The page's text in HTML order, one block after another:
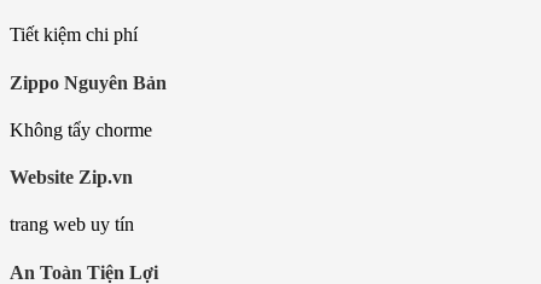
Tiết kiệm chi phí
Zippo Nguyên Bản
Không tẩy chorme
Website Zip.vn
trang web uy tín
An Toàn Tiện Lợi